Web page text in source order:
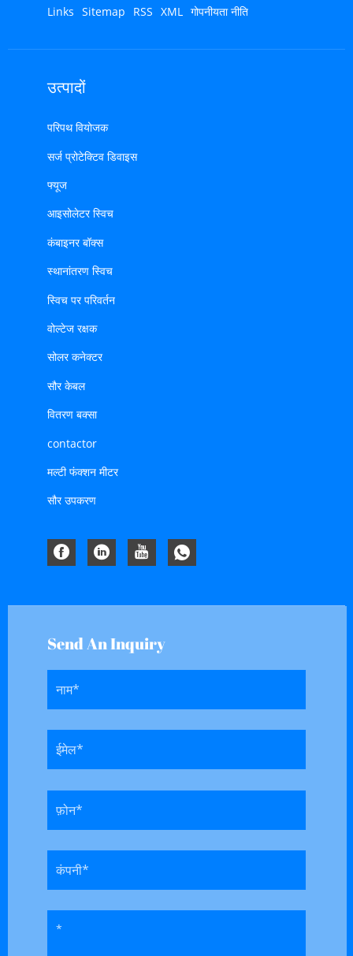
Links Sitemap RSS XML गोपनीयता नीति
उत्पादों
परिपथ वियोजक
सर्ज प्रोटेक्टिव डिवाइस
फ्यूज
आइसोलेटर स्विच
कंबाइनर बॉक्स
स्थानांतरण स्विच
स्विच पर परिवर्तन
वोल्टेज रक्षक
सोलर कनेक्टर
सौर केबल
वितरण बक्सा
contactor
मल्टी फंक्शन मीटर
सौर उपकरण
Send An Inquiry